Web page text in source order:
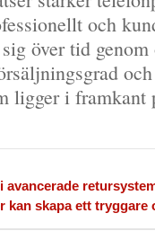
och
över tid genom
ligger i framkant
avancerade
kan skapa ett tryggare